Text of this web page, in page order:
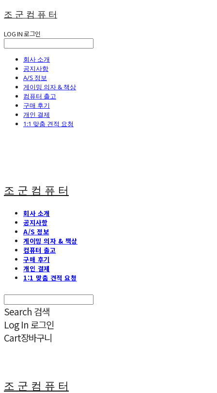
조 군 컴 퓨 터
LOG IN로그인
회사 소개
공지사항
A/S 정보
게이밍 의자 & 책상
컴퓨터 출고
구매 후기
개인 결제
1:1 맞춤 견적 요청
조 군 컴 퓨 터
회사 소개
공지사항
A/S 정보
게이밍 의자 & 책상
컴퓨터 출고
구매 후기
개인 결제
1:1 맞춤 견적 요청
Search 검색
Log In 로그인
Cart장바구니
조 군 컴 퓨 터